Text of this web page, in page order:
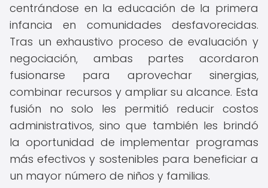
centrándose en la educación de la primera
infancia en comunidades desfavorecidas.
Tras un exhaustivo proceso de evaluación y
negociación, ambas partes acordaron
fusionarse para aprovechar sinergias,
combinar recursos y ampliar su alcance. Esta
fusión no solo les permitió reducir costos
administrativos, sino que también les brindó
la oportunidad de implementar programas
más efectivos y sostenibles para beneficiar a
un mayor número de niños y familias.